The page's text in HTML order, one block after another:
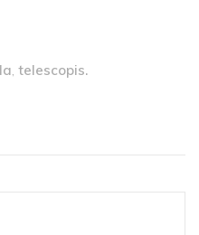
, telescopis.